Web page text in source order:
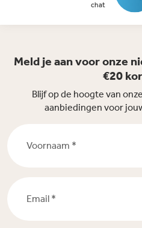
chat
Meld je aan voor onze
€20
Blijf op de hoogte van
aanbiedingen voor